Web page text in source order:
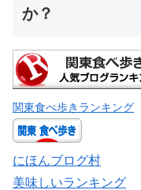
か？
関東食べ歩きランキング
にほんブログ村
美味しいランキング